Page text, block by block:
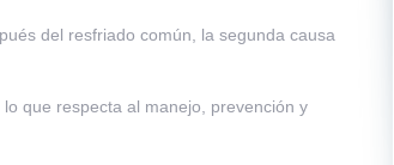
del resfriado común, la segunda causa
que respecta al manejo, prevención y